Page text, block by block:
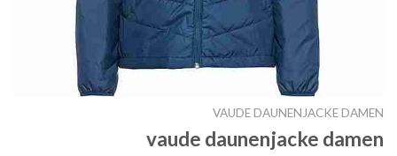
VAUDE DAUNENJACKE DAMEN
vaude daunenjacke damen